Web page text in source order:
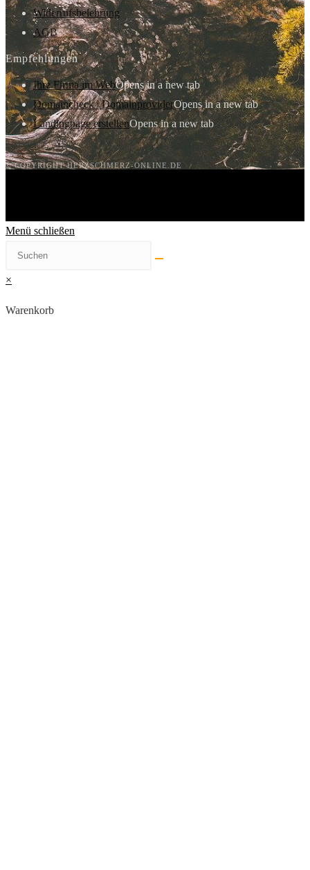
Widerrufsbelehrung
AGB
Empfehlungen
Ihre Firma im WebOpens in a new tab
Domaincheck | DomainproviderOpens in a new tab
Landingpage erstellenOpens in a new tab
© COPYRIGHT HERZSCHMERZ-ONLINE.DE
Menü schließen
×
Warenkorb